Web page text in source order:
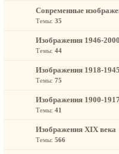
Современные
Темы: 35
Изображения 1946-
Темы: 44
Изображения 1918-
Темы: 75
Изображения 1900-
Темы: 41
Изображения XIX века
Темы: 566